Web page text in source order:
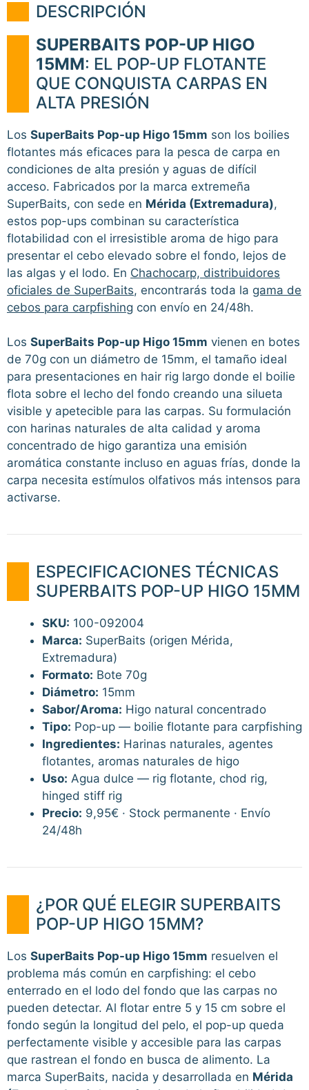
DESCRIPCIÓN
SUPERBAITS POP-UP HIGO
15MM: EL POP-UP FLOTANTE
QUE CONQUISTA CARPAS EN
ALTA PRESIÓN
Los SuperBaits Pop-up Higo 15mm son los boilies
flotantes más eficaces para la pesca de carpa en
condiciones de alta presión y aguas de difícil
acceso. Fabricados por la marca extremeña
SuperBaits, con sede en Mérida (Extremadura),
estos pop-ups combinan su característica
flotabilidad con el irresistible aroma de higo para
presentar el cebo elevado sobre el fondo, lejos de
las algas y el lodo. En Chachocarp, distribuidores
oficiales de SuperBaits, encontrarás toda la gama de
cebos para carpfishing con envío en 24/48h.
Los SuperBaits Pop-up Higo 15mm vienen en botes
de 70g con un diámetro de 15mm, el tamaño ideal
para presentaciones en hair rig largo donde el boilie
flota sobre el lecho del fondo creando una silueta
visible y apetecible para las carpas. Su formulación
con harinas naturales de alta calidad y aroma
concentrado de higo garantiza una emisión
aromática constante incluso en aguas frías, donde la
carpa necesita estímulos olfativos más intensos para
activarse.
ESPECIFICACIONES TÉCNICAS
SUPERBAITS POP-UP HIGO 15MM
SKU: 100-092004
Marca: SuperBaits (origen Mérida,
Extremadura)
Formato: Bote 70g
Diámetro: 15mm
Sabor/Aroma: Higo natural concentrado
Tipo: Pop-up — boilie flotante para carpfishing
Ingredientes: Harinas naturales, agentes
flotantes, aromas naturales de higo
Uso: Agua dulce — rig flotante, chod rig,
hinged stiff rig
Precio: 9,95€ · Stock permanente · Envío
24/48h
¿POR QUÉ ELEGIR SUPERBAITS
POP-UP HIGO 15MM?
Los SuperBaits Pop-up Higo 15mm resuelven el
problema más común en carpfishing: el cebo
enterrado en el lodo del fondo que las carpas no
pueden detectar. Al flotar entre 5 y 15 cm sobre el
fondo según la longitud del pelo, el pop-up queda
perfectamente visible y accesible para las carpas
que rastrean el fondo en busca de alimento. La
marca SuperBaits, nacida y desarrollada en Mérida